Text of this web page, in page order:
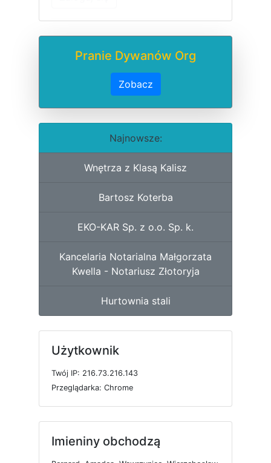
Pranie Dywanów Org
Zobacz
Najnowsze:
Wnętrza z Klasą Kalisz
Bartosz Koterba
EKO-KAR Sp. z o.o. Sp. k.
Kancelaria Notarialna Małgorzata
Kwella - Notariusz Złotoryja
Hurtownia stali
Użytkownik
Twój IP: 216.73.216.143
Przeglądarka: Chrome
Imieniny obchodzą